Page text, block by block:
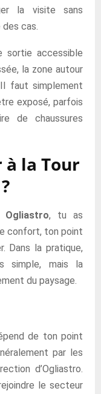
la visite sans
cas.
sortie accessible
la zone autour
faut simplement
exposé, parfois
de chaussures
à la Tour
Ogliastro, tu as
confort, ton point
Dans la pratique,
simple, mais la
du paysage.
de ton point
par les
d’Ogliastro.
le secteur